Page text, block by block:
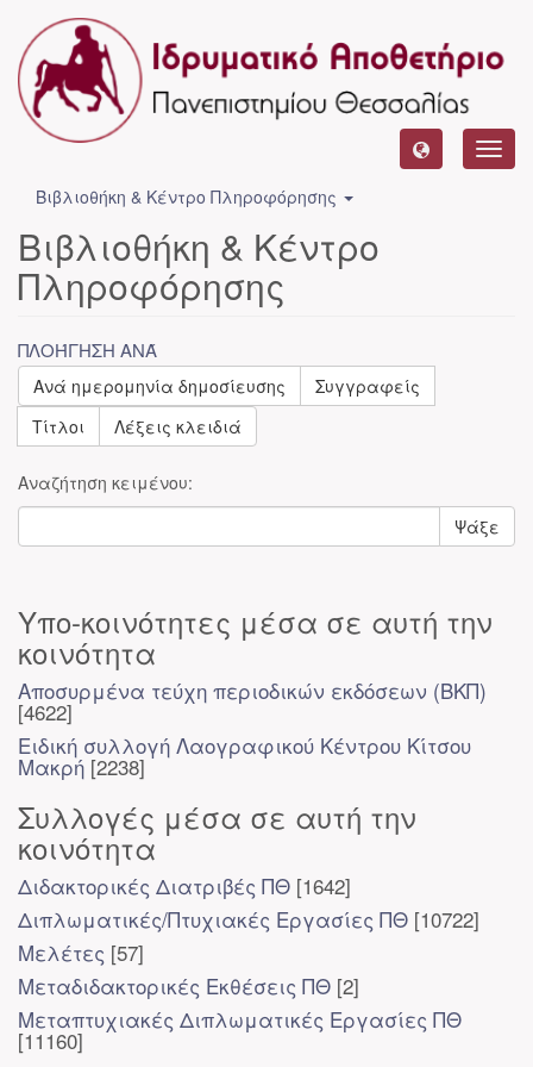
Βιβλιοθήκη & Κέντρο Πληροφόρησης
Βιβλιοθήκη & Κέντρο
Πληροφόρησης
ΠΛΟΉΓΗΣΗ ΑΝΆ
Ανά ημερομηνία δημοσίευσης
Συγγραφείς
Τίτλοι
Λέξεις κλειδιά
Αναζήτηση κειμένου:
Ψάξε
Υπο-κοινότητες μέσα σε αυτή την
κοινότητα
Αποσυρμένα τεύχη περιοδικών εκδόσεων (ΒΚΠ)
[4622]
Ειδική συλλογή Λαογραφικού Κέντρου Κίτσου
Μακρή [2238]
Συλλογές μέσα σε αυτή την
κοινότητα
Διδακτορικές Διατριβές ΠΘ [1642]
Διπλωματικές/Πτυχιακές Εργασίες ΠΘ [10722]
Μελέτες [57]
Μεταδιδακτορικές Εκθέσεις ΠΘ [2]
Μεταπτυχιακές Διπλωματικές Εργασίες ΠΘ
[11160]